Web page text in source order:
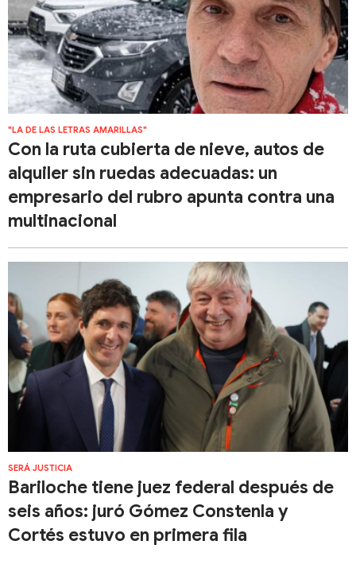
"LA DE LAS LETRAS AMARILLAS"
Con la ruta cubierta de nieve, autos de
alquiler sin ruedas adecuadas: un
empresario del rubro apunta contra una
multinacional
SERÁ JUSTICIA
Bariloche tiene juez federal después de
seis años: juró Gómez Constenla y
Cortés estuvo en primera fila